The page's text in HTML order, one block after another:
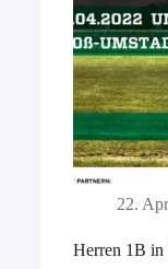
22.
Herren 1B in